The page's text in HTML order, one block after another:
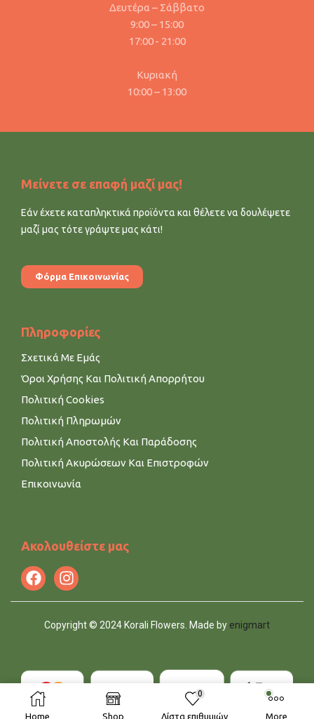
Home Shop
0
Λίστα επιθυμιών More
Δευτέρα – Σάββατο
9:00 – 15:00
17:00 - 21:00
Κυριακή
10:00 – 13:00
Μείνετε σε επαφή μαζί μας!
Εάν έχετε καταπληκτικά προϊόντα και θέλετε να δουλέψετε
μαζί μας τότε γράψτε μας κάτι!
Φόρμα Επικοινωνίας
Πληροφορίες
Σχετικά Με Εμάς
Όροι Χρήσης Και Πολιτική Απορρήτου
Πολιτική Cookies
Πολιτική Πληρωμών
Πολιτική Αποστολής Και Παράδοσης
Πολιτική Ακυρώσεων Και Επιστροφών
Επικοινωνία
Ακολουθείστε μας
Copyright © 2024 Korali Flowers. Made by enigmart